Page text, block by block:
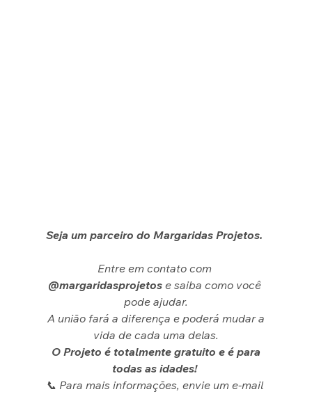
Seja um parceiro do Margaridas Projetos.
Entre em contato com
@margaridasprojetos e saiba como você
pode ajudar.
vida de cada uma delas.
todas as idades!
📞 Para mais informações, envie um e-mail